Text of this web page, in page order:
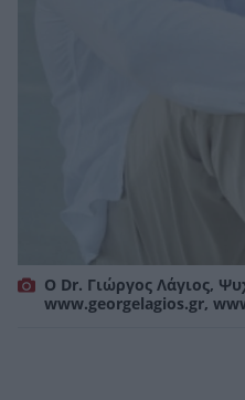
Ο Dr. Γιώργος Λάγιος,
www.georgelagios.gr,